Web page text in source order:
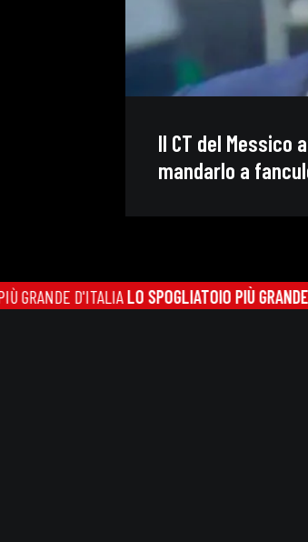
Il CT del Messico
mandarlo a
D'ITALIALO SPOGLIATOIO PIÙ GRANDE